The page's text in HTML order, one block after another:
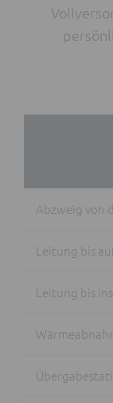
Abzweig von
Leitung bis
Leitung bis